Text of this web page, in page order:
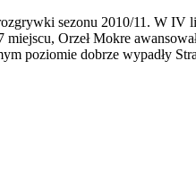
sezonu 2010/11. W IV
miejscu, Orzeł Mokre
poziomie dobrze wypadły